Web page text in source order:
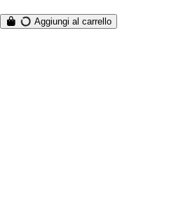
Aggiungi al carrello